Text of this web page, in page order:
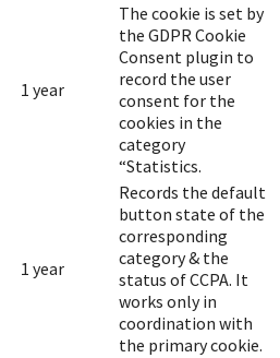
1 year
The cookie is set by
the GDPR Cookie
Consent plugin to
record the user
consent for the
cookies in the
category
“Statistics.
1 year
Records the default
button state of the
corresponding
category & the
status of CCPA. It
works only in
coordination with
the primary cookie.